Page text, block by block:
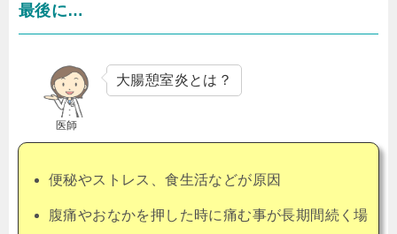
最後に…
医師
大腸憩室炎とは？
便秘やストレス、食生活などが原因
腹痛やおなかを押した時に痛む事が長期間続く場